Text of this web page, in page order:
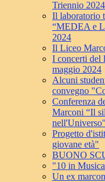
Triennio
Il laboratorio
“MEDEA e
2024
Il Liceo
I concerti del
maggio 2024
Alcuni
convegno
Conferenza
Marconi “Il
nell'Universo"
Progetto
giovane età"
BUONO
"10 in
Un ex